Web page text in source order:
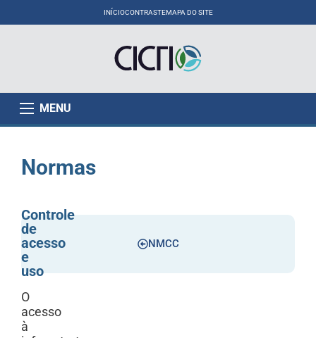
INÍCIOCONTRASTEMAPA DO SITE
MENU
Normas
NMCC
Controle
de
acesso
e
uso
O
acesso
à